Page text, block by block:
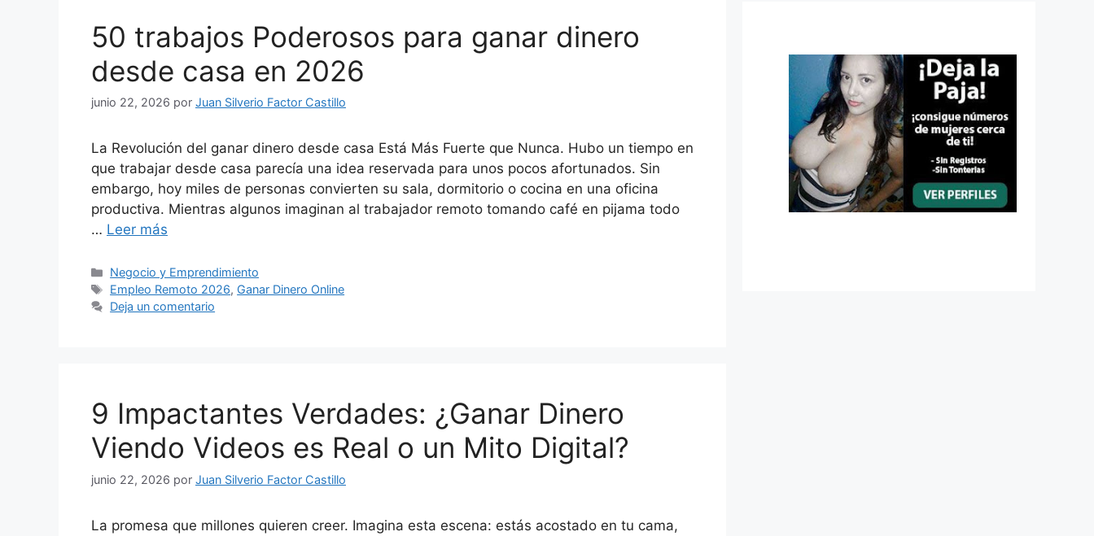
50 trabajos Poderosos para ganar dinero
desde casa en 2026
junio 22, 2026 por Juan Silverio Factor Castillo
La Revolución del ganar dinero desde casa Está Más Fuerte que Nunca. Hubo un tiempo en
que trabajar desde casa parecía una idea reservada para unos pocos afortunados. Sin
embargo, hoy miles de personas convierten su sala, dormitorio o cocina en una oficina
productiva. Mientras algunos imaginan al trabajador remoto tomando café en pijama todo
… Leer más
Categorías
Negocio y Emprendimiento
Etiquetas
Empleo Remoto 2026, Ganar Dinero Online
Deja un comentario
9 Impactantes Verdades: ¿Ganar Dinero
Viendo Videos es Real o un Mito Digital?
junio 22, 2026 por Juan Silverio Factor Castillo
La promesa que millones quieren creer. Imagina esta escena: estás acostado en tu cama,